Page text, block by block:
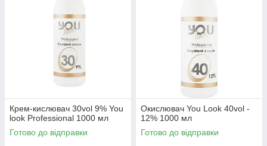
Крем-кислювач 30vol 9% You
look Professional 1000 мл
Готово до відправки
Окислювач You Look 40vol -
12% 1000 мл
Готово до відправки